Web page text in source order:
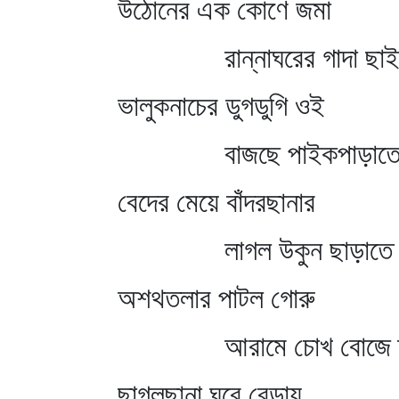
উঠোনের এক কোণে জমা
রান্নাঘরের গাদা
ভালুকনাচের ডুগডুগি ওই
বাজছে
বেদের মেয়ে বাঁদরছানার
লাগল উকুন
অশথতলার পাটল গোরু
আরামে চোখ বোজে